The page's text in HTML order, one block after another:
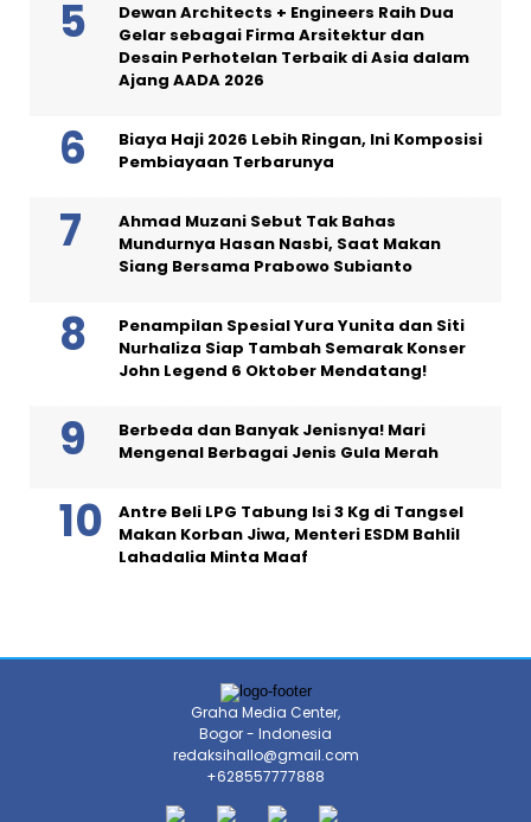
Dewan Architects + Engineers Raih Dua
Gelar sebagai Firma Arsitektur dan
Desain Perhotelan Terbaik di Asia dalam
Ajang AADA 2026
Biaya Haji 2026 Lebih Ringan, Ini Komposisi
Pembiayaan Terbarunya
Ahmad Muzani Sebut Tak Bahas
Mundurnya Hasan Nasbi, Saat Makan
Siang Bersama Prabowo Subianto
Penampilan Spesial Yura Yunita dan Siti
Nurhaliza Siap Tambah Semarak Konser
John Legend 6 Oktober Mendatang!
Berbeda dan Banyak Jenisnya! Mari
Mengenal Berbagai Jenis Gula Merah
Antre Beli LPG Tabung Isi 3 Kg di Tangsel
Makan Korban Jiwa, Menteri ESDM Bahlil
Lahadalia Minta Maaf
Graha Media Center,
Bogor - Indonesia
redaksihallo@gmail.com
+628557777888